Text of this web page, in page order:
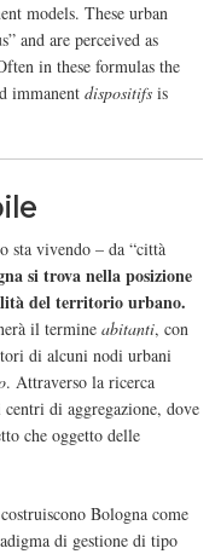
models. These urban
and are perceived as
in these formulas the
immanent dispositifs is
sta vivendo – da “città
si trova nella posizione
del territorio urbano.
il termine abitanti, con
di alcuni nodi urbani
. Attraverso la ricerca
di aggregazione, dove
che oggetto delle
Bologna come
di gestione di tipo